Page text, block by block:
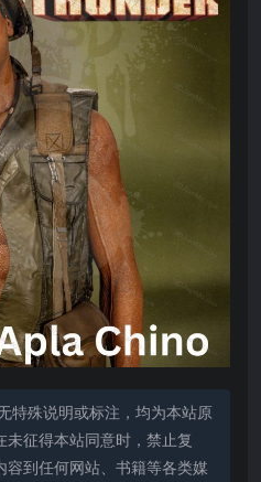
特殊说明或标注，均为本站原
征得本站同意时，禁止复
到任何网站、书籍等各类媒